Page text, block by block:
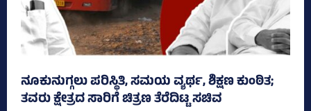
ನೂಕುನುಗ್ಗಲು ಪರಿಸ್ಥಿತಿ, ಸಮಯ ವ್ಯರ್ಥ, ಶಿಕ್ಷಣ ಕುಂಠಿತ;
ತವರು ಕ್ಷೇತ್ರದ ಸಾರಿಗೆ ಚಿತ್ರಣ ತೆರೆದಿಟ್ಟ ಸಚಿವ